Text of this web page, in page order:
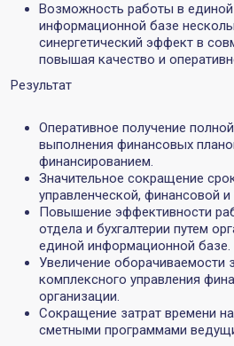
Возможность работы в
информационной базе
синергетический эффект в
повышая качество и
Результат
Оперативное получение
выполнения финансовых
финансированием.
Значительное сокращение
управленческой, финансовой и
Повышение эффективности
отдела и бухгалтерии путем
единой информационной базе.
Увеличение оборачиваемости
комплексного управления
организации.
Сокращение затрат времени
сметными программами